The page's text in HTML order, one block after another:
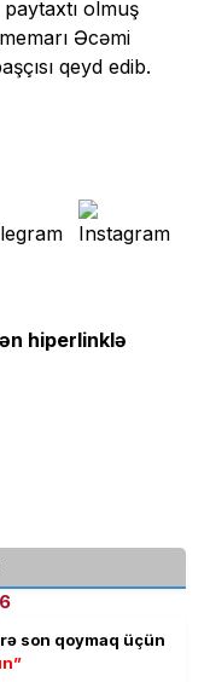
olmuş
Əcəmi
qeyd edib.
hiperlinklə
son qoymaq üçün